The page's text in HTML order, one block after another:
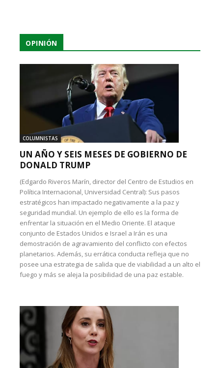
OPINIÓN
COLUMNISTAS
UN AÑO Y SEIS MESES DE GOBIERNO DE
DONALD TRUMP
(Edgardo Riveros Marín, director del Centro de Estudios en
Política Internacional, Universidad Central): Sus pasos
estratégicos han impactado negativamente a la paz y
seguridad mundial. Un ejemplo de ello es la forma de
enfrentar la situación en el Medio Oriente. El ataque
conjunto de Estados Unidos e Israel a Irán es una
demostración de agravamiento del conflicto con efectos
planetarios. Además, su errática conducta refleja que no
posee una estrategia de salida que de viabilidad a un alto el
fuego y más se aleja la posibilidad de una paz estable.